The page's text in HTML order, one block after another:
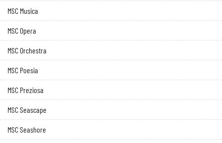
MSC Musica
MSC Opera
MSC Orchestra
MSC Poesia
MSC Preziosa
MSC Seascape
MSC Seashore